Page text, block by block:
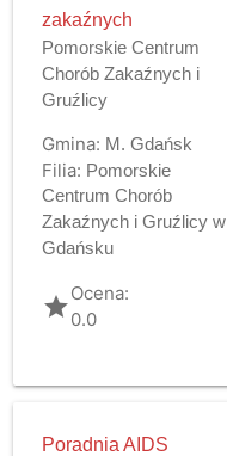
zakaźnych
Pomorskie Centrum
Chorób Zakaźnych i
Gruźlicy
Gmina: M. Gdańsk
Filia: Pomorskie
Centrum Chorób
Zakaźnych i Gruźlicy w
Gdańsku
gradeOcena:
0.0
Poradnia AIDS